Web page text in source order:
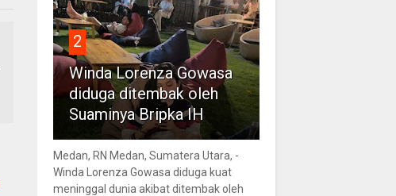
2
Winda Lorenza Gowasa
diduga ditembak oleh
Suaminya Bripka IH
Medan, RN Medan, Sumatera Utara, -
Winda Lorenza Gowasa diduga kuat
meninggal dunia akibat ditembak oleh